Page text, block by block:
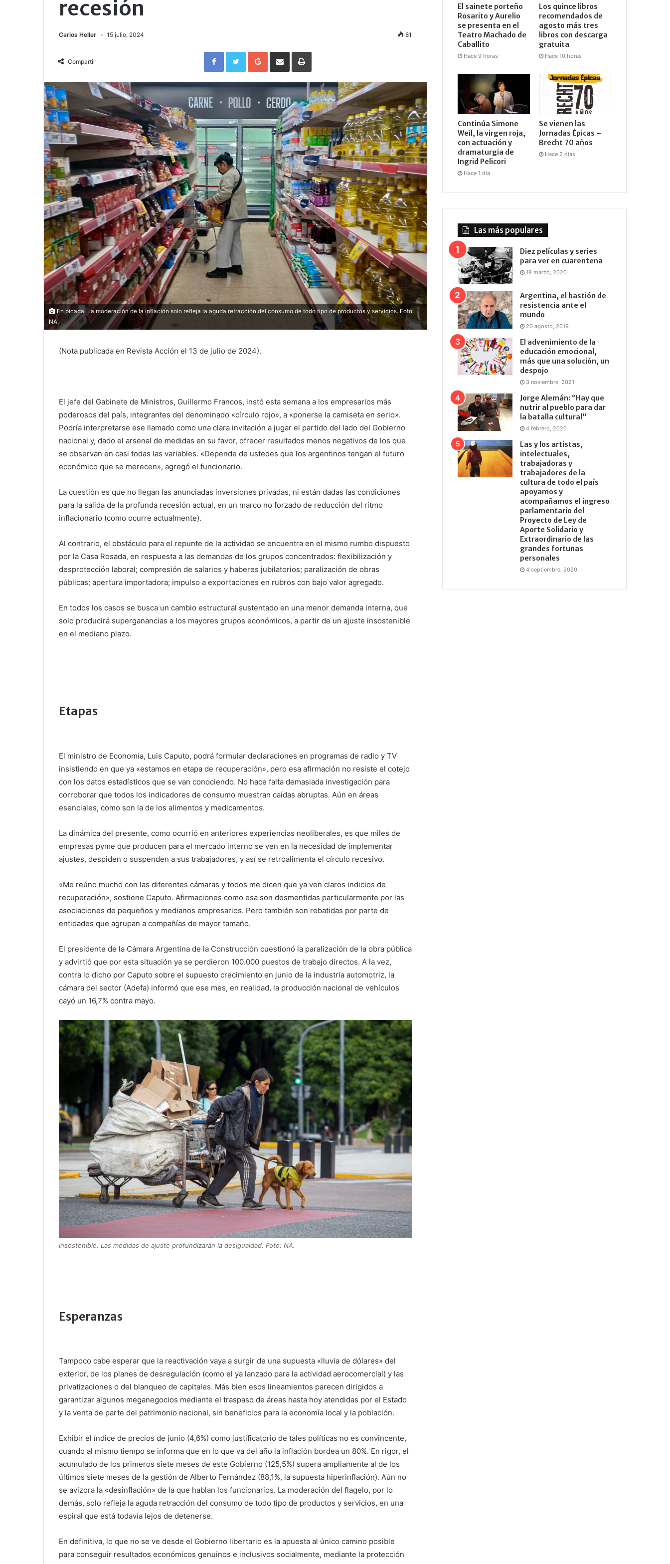
recesión
Carlos Heller 15 julio, 2024 81
Compartir
FacebookTwitterGoogle+Compartir por correo electrónicoImprimir
En picada. La moderación de la inflación solo refleja la aguda retracción del consumo de todo tipo de productos y servicios. Foto:
NA.
(Nota publicada en Revista Acción el 13 de julio de 2024).
El jefe del Gabinete de Ministros, Guillermo Francos, instó esta semana a los empresarios más
poderosos del país, integrantes del denominado «círculo rojo», a «ponerse la camiseta en serio».
Podría interpretarse ese llamado como una clara invitación a jugar el partido del lado del Gobierno
nacional y, dado el arsenal de medidas en su favor, ofrecer resultados menos negativos de los que
se observan en casi todas las variables. «Depende de ustedes que los argentinos tengan el futuro
económico que se merecen», agregó el funcionario.
La cuestión es que no llegan las anunciadas inversiones privadas, ni están dadas las condiciones
para la salida de la profunda recesión actual, en un marco no forzado de reducción del ritmo
inflacionario (como ocurre actualmente).
Al contrario, el obstáculo para el repunte de la actividad se encuentra en el mismo rumbo dispuesto
por la Casa Rosada, en respuesta a las demandas de los grupos concentrados: flexibilización y
desprotección laboral; compresión de salarios y haberes jubilatorios; paralización de obras
públicas; apertura importadora; impulso a exportaciones en rubros con bajo valor agregado.
En todos los casos se busca un cambio estructural sustentado en una menor demanda interna, que
solo producirá superganancias a los mayores grupos económicos, a partir de un ajuste insostenible
en el mediano plazo.
Etapas
El ministro de Economía, Luis Caputo, podrá formular declaraciones en programas de radio y TV
insistiendo en que ya «estamos en etapa de recuperación», pero esa afirmación no resiste el cotejo
con los datos estadísticos que se van conociendo. No hace falta demasiada investigación para
corroborar que todos los indicadores de consumo muestran caídas abruptas. Aún en áreas
esenciales, como son la de los alimentos y medicamentos.
La dinámica del presente, como ocurrió en anteriores experiencias neoliberales, es que miles de
empresas pyme que producen para el mercado interno se ven en la necesidad de implementar
ajustes, despiden o suspenden a sus trabajadores, y así se retroalimenta el círculo recesivo.
«Me reúno mucho con las diferentes cámaras y todos me dicen que ya ven claros indicios de
recuperación», sostiene Caputo. Afirmaciones como esa son desmentidas particularmente por las
asociaciones de pequeños y medianos empresarios. Pero también son rebatidas por parte de
entidades que agrupan a compañías de mayor tamaño.
El presidente de la Cámara Argentina de la Construcción cuestionó la paralización de la obra pública
y advirtió que por esta situación ya se perdieron 100.000 puestos de trabajo directos. A la vez,
contra lo dicho por Caputo sobre el supuesto crecimiento en junio de la industria automotriz, la
cámara del sector (Adefa) informó que ese mes, en realidad, la producción nacional de vehículos
cayó un 16,7% contra mayo.
Insostenible. Las medidas de ajuste profundizarán la desigualdad. Foto: NA.
Esperanzas
Tampoco cabe esperar que la reactivación vaya a surgir de una supuesta «lluvia de dólares» del
exterior, de los planes de desregulación (como el ya lanzado para la actividad aerocomercial) y las
privatizaciones o del blanqueo de capitales. Más bien esos lineamientos parecen dirigidos a
garantizar algunos meganegocios mediante el traspaso de áreas hasta hoy atendidas por el Estado
y la venta de parte del patrimonio nacional, sin beneficios para la economía local y la población.
Exhibir el índice de precios de junio (4,6%) como justificatorio de tales políticas no es convincente,
cuando al mismo tiempo se informa que en lo que va del año la inflación bordea un 80%. En rigor, el
acumulado de los primeros siete meses de este Gobierno (125,5%) supera ampliamente al de los
últimos siete meses de la gestión de Alberto Fernández (88,1%, la supuesta hiperinflación). Aún no
se avizora la «desinflación» de la que hablan los funcionarios. La moderación del flagelo, por lo
demás, solo refleja la aguda retracción del consumo de todo tipo de productos y servicios, en una
espiral que está todavía lejos de detenerse.
En definitiva, lo que no se ve desde el Gobierno libertario es la apuesta al único camino posible
para conseguir resultados económicos genuinos e inclusivos socialmente, mediante la protección
El sainete porteño
Rosarito y Aurelio
se presenta en el
Teatro Machado de
Caballito
Hace 9 horas
Los quince libros
recomendados de
agosto más tres
libros con descarga
gratuita
Hace 10 horas
Continúa Simone
Weil, la virgen roja,
con actuación y
dramaturgia de
Ingrid Pelicori
Hace 1 día
Se vienen las
Jornadas Épicas –
Brecht 70 años
Hace 2 días
Las más populares
Diez películas y series
para ver en cuarentena
18 marzo, 2020
Argentina, el bastión de
resistencia ante el
mundo
20 agosto, 2019
El advenimiento de la
educación emocional,
más que una solución, un
despojo
3 noviembre, 2021
Jorge Alemán: “Hay que
nutrir al pueblo para dar
la batalla cultural”
4 febrero, 2020
Las y los artistas,
intelectuales,
trabajadoras y
trabajadores de la
cultura de todo el país
apoyamos y
acompañamos el ingreso
parlamentario del
Proyecto de Ley de
Aporte Solidario y
Extraordinario de las
grandes fortunas
personales
4 septiembre, 2020